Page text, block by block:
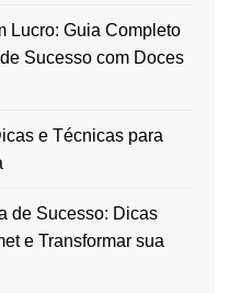
Lucro: Guia Completo
Sucesso com Doces
e Técnicas para
de Sucesso: Dicas
e Transformar sua